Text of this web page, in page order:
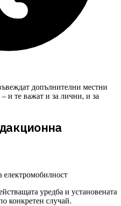
допълнителни местни
и те важат и за лични, и за
електромобилност
уредба и установената
конкретен случай.